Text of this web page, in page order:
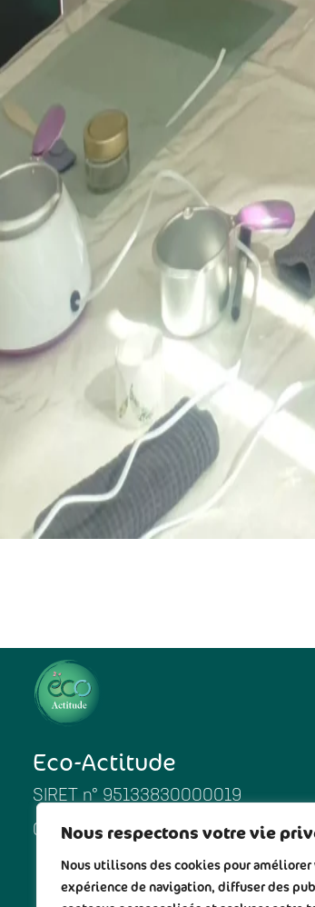
Nous respectons votre vie
Nous utilisons des cookies pour améliorer
expérience de navigation, diffuser des
Eco-Actitude
SIRET n° 95133830000019
06 11 99 71 81